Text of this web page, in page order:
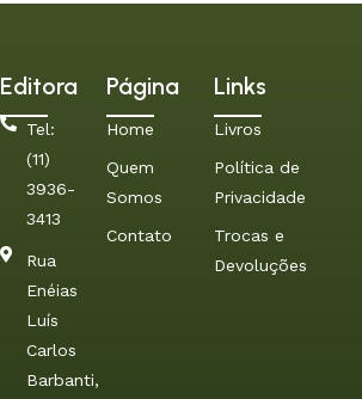
Editora
Tel:
(11)
3936-
3413
Rua
Enéias
Luís
Carlos
Barbanti,
Página
Home
Quem
Somos
Contato
Links
Livros
Política de
Privacidade
Trocas e
Devoluções